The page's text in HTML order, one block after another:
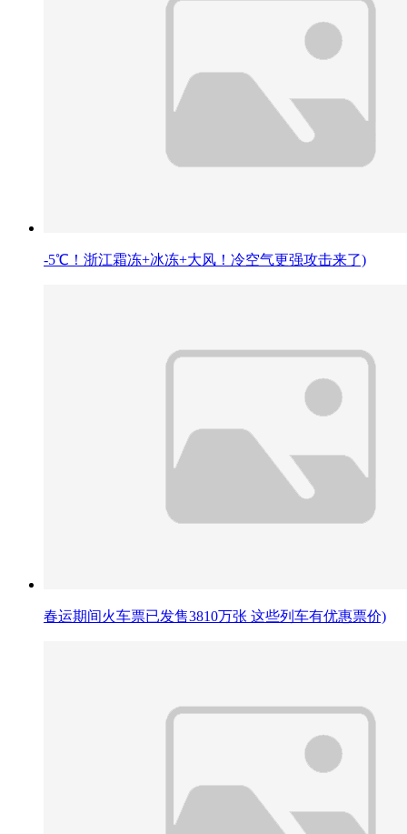
-5℃！浙江霜冻+冰冻+大风！冷空气更强攻击来了)
春运期间火车票已发售3810万张 这些列车有优惠票价)